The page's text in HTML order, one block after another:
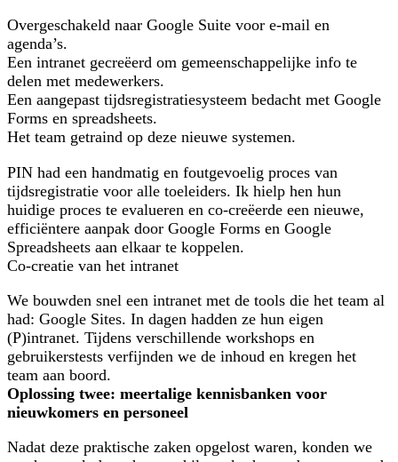
Overgeschakeld naar Google Suite voor e-mail en
agenda’s.
Een intranet gecreëerd om gemeenschappelijke info te
delen met medewerkers.
Een aangepast tijdsregistratiesysteem bedacht met Google
Forms en spreadsheets.
Het team getraind op deze nieuwe systemen.
PIN had een handmatig en foutgevoelig proces van
tijdsregistratie voor alle toeleiders. Ik hielp hen hun
huidige proces te evalueren en co-creëerde een nieuwe,
efficiëntere aanpak door Google Forms en Google
Spreadsheets aan elkaar te koppelen.
Co-creatie van het intranet
We bouwden snel een intranet met de tools die het team al
had: Google Sites. In dagen hadden ze hun eigen
(P)intranet. Tijdens verschillende workshops en
gebruikerstests verfijnden we de inhoud en kregen het
team aan boord.
Oplossing twee: meertalige kennisbanken voor
nieuwkomers en personeel
Nadat deze praktische zaken opgelost waren, konden we